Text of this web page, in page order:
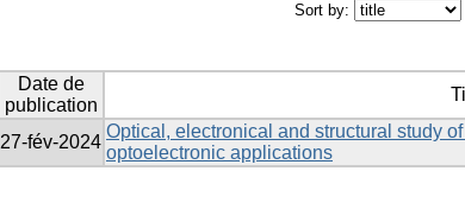
Sort by:
Date de
publication
27-fév-2024
Optical, electronical and structural study
optoelectronic applications